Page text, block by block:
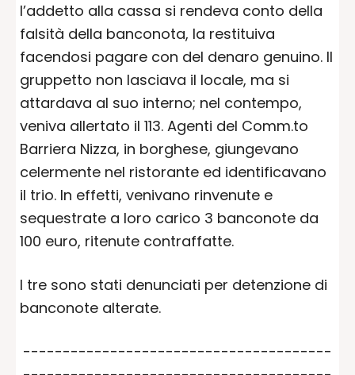
l’addetto alla cassa si rendeva conto della
falsità della banconota, la restituiva
facendosi pagare con del denaro genuino. Il
gruppetto non lasciava il locale, ma si
attardava al suo interno; nel contempo,
veniva allertato il 113. Agenti del Comm.to
Barriera Nizza, in borghese, giungevano
celermente nel ristorante ed identificavano
il trio. In effetti, venivano rinvenute e
sequestrate a loro carico 3 banconote da
100 euro, ritenute contraffatte.
I tre sono stati denunciati per detenzione di
banconote alterate.
---------------------------------------